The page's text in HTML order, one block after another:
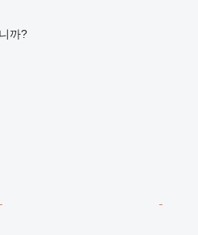
까?